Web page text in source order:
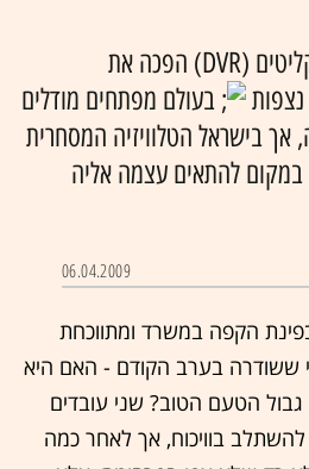
התפשטות הממירים המקליטים (DVR) הפכה את
בעולם מפתחים מודלים
אך בישראל הטלוויזיה המסחרית
להתאים עצמה אליה
06.04.2009
הקפה במשרד ומתווכחת
ששודרה בערב הקודם - האם היא
הטעם הטוב? שני עובדים
בוויכוח, אך לאחר כמה